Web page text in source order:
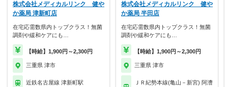
株式会社メディカルリンク 健や
か薬局 津新町店
在宅応需数県内トップクラス！無菌
調剤や緩和ケアにも…
【時給】1,900円～2,300円
三重県 津市
近鉄名古屋線 津新町駅
株式会社メディカルリンク 健や
か薬局 半田店
在宅応需数県内トップクラス！無菌
調剤や緩和ケアにも…
【時給】1,900円～2,300円
三重県 津市
ＪＲ紀勢本線(亀山－新宮) 阿漕